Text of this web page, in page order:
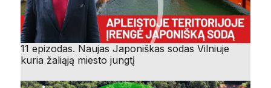
11 epizodas. Naujas Japoniškas sodas Vilniuje
kuria žaliąją miesto jungtį